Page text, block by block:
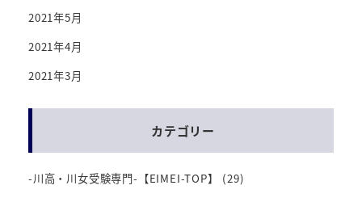
2021年5月
2021年4月
2021年3月
カテゴリー
-川高・川女受験専門-【EIMEI-TOP】
(29)